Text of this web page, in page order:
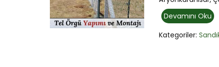
Devamını Oku
Kategoriler: